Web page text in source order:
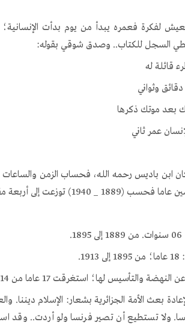
لفكرة فعمره يبدأ من يوم بدأت
السجل للكتاب.. وصدق شوقي بقوله:
قائلة له
وثواني
بعد موتك ذكرها
عمر ثاني
باديس رحمه الله، فحساب الزمن والساعات
_ 1940) توزعت إلى أربعة مقاطع حياتية:
والتأسيس لها؛ استغرقت 17 عاما من 1914 إلى سنة 1930.
بعث الأمة الجزائرية بشعار: الإسلام ديننا.
ولا تستطيع أن تصير فرنسا ولو أردت.. وقد